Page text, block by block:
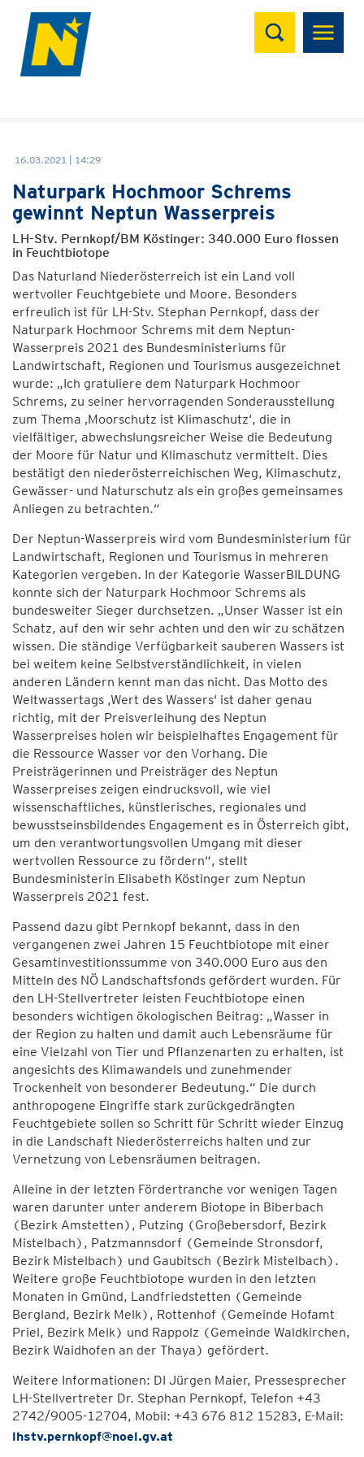
Suchen
16.03.2021 | 14:29
Naturpark Hochmoor Schrems
gewinnt Neptun Wasserpreis
LH-Stv. Pernkopf/BM Köstinger: 340.000 Euro flossen
in Feuchtbiotope
Das Naturland Niederösterreich ist ein Land voll
wertvoller Feuchtgebiete und Moore. Besonders
erfreulich ist für LH-Stv. Stephan Pernkopf, dass der
Naturpark Hochmoor Schrems mit dem Neptun-
Wasserpreis 2021 des Bundesministeriums für
Landwirtschaft, Regionen und Tourismus ausgezeichnet
wurde: „Ich gratuliere dem Naturpark Hochmoor
Schrems, zu seiner hervorragenden Sonderausstellung
zum Thema ‚Moorschutz ist Klimaschutz‘, die in
vielfältiger, abwechslungsreicher Weise die Bedeutung
der Moore für Natur und Klimaschutz vermittelt. Dies
bestätigt den niederösterreichischen Weg, Klimaschutz,
Gewässer- und Naturschutz als ein großes gemeinsames
Anliegen zu betrachten.“
Der Neptun-Wasserpreis wird vom Bundesministerium für
Landwirtschaft, Regionen und Tourismus in mehreren
Kategorien vergeben. In der Kategorie WasserBILDUNG
konnte sich der Naturpark Hochmoor Schrems als
bundesweiter Sieger durchsetzen. „Unser Wasser ist ein
Schatz, auf den wir sehr achten und den wir zu schätzen
wissen. Die ständige Verfügbarkeit sauberen Wassers ist
bei weitem keine Selbstverständlichkeit, in vielen
anderen Ländern kennt man das nicht. Das Motto des
Weltwassertags ,Wert des Wassers‘ ist daher genau
richtig, mit der Preisverleihung des Neptun
Wasserpreises holen wir beispielhaftes Engagement für
die Ressource Wasser vor den Vorhang. Die
Preisträgerinnen und Preisträger des Neptun
Wasserpreises zeigen eindrucksvoll, wie viel
wissenschaftliches, künstlerisches, regionales und
bewusstseinsbildendes Engagement es in Österreich gibt,
um den verantwortungsvollen Umgang mit dieser
wertvollen Ressource zu fördern“, stellt
Bundesministerin Elisabeth Köstinger zum Neptun
Wasserpreis 2021 fest.
Passend dazu gibt Pernkopf bekannt, dass in den
vergangenen zwei Jahren 15 Feuchtbiotope mit einer
Gesamtinvestitionssumme von 340.000 Euro aus den
Mitteln des NÖ Landschaftsfonds gefördert wurden. Für
den LH-Stellvertreter leisten Feuchtbiotope einen
besonders wichtigen ökologischen Beitrag: „Wasser in
der Region zu halten und damit auch Lebensräume für
eine Vielzahl von Tier und Pflanzenarten zu erhalten, ist
angesichts des Klimawandels und zunehmender
Trockenheit von besonderer Bedeutung.“ Die durch
anthropogene Eingriffe stark zurückgedrängten
Feuchtgebiete sollen so Schritt für Schritt wieder Einzug
in die Landschaft Niederösterreichs halten und zur
Vernetzung von Lebensräumen beitragen.
Alleine in der letzten Fördertranche vor wenigen Tagen
waren darunter unter anderem Biotope in Biberbach
(Bezirk Amstetten), Putzing (Großebersdorf, Bezirk
Mistelbach), Patzmannsdorf (Gemeinde Stronsdorf,
Bezirk Mistelbach) und Gaubitsch (Bezirk Mistelbach).
Weitere große Feuchtbiotope wurden in den letzten
Monaten in Gmünd, Landfriedstetten (Gemeinde
Bergland, Bezirk Melk), Rottenhof (Gemeinde Hofamt
Priel, Bezirk Melk) und Rappolz (Gemeinde Waldkirchen,
Bezirk Waidhofen an der Thaya) gefördert.
Weitere Informationen: DI Jürgen Maier, Pressesprecher
LH-Stellvertreter Dr. Stephan Pernkopf, Telefon +43
2742/9005-12704, Mobil: +43 676 812 15283, E-Mail:
lhstv.pernkopf@noel.gv.at